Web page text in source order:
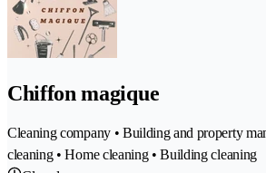
Chiffon magique
Cleaning company • Building and property
cleaning • Home cleaning • Building cleaning